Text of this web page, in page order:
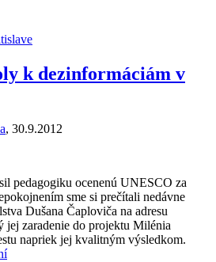
k dezinformáciám v
, 30.9.2012
pedagogiku ocenenú UNESCO za
sme si prečítali nedávne
Dušana Čaploviča na adresu
jej zaradenie do projektu Milénia
napriek jej kvalitným výsledkom.